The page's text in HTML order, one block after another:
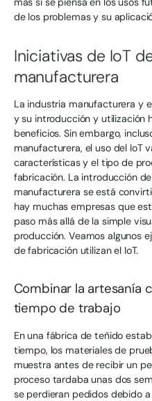
de los problemas y su
Iniciativas de IoT
manufacturera
La industria manufacturera y
y su introducción y utilización
beneficios. Sin embargo,
manufacturera, el uso del IoT
características y el tipo de
fabricación. La introducción
manufacturera se está
hay muchas empresas que
paso más allá de la simple
producción. Veamos algunos
de fabricación utilizan el IoT.
Combinar la artesanía
tiempo de trabajo
En una fábrica de teñido
tiempo, los materiales de
muestra antes de recibir un
proceso tardaba unas dos
se perdieran pedidos debido